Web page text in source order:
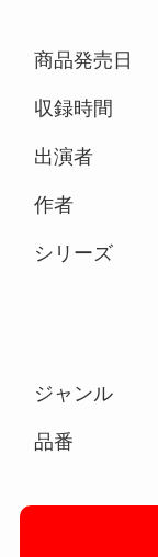
商品発売日
収録時間
出演者
作者
シリーズ
ジャンル
品番